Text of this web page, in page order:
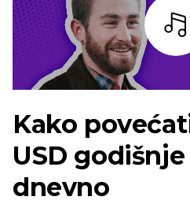
Kako
USD godišnje
dnevno